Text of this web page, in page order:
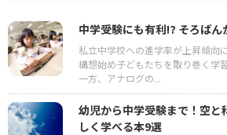
中学受験にも有利⁉︎ そろばん
私立中学校への進学率が上昇傾向
構想始め子どもたちを取り巻く学
一方、アナログの...
幼児から中学受験まで！空と
しく学べる本9選